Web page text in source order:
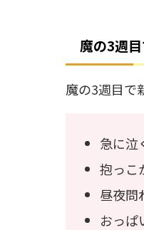
魔の3週
魔の3週目で
急に泣
抱っこ
昼夜問
おっぱ